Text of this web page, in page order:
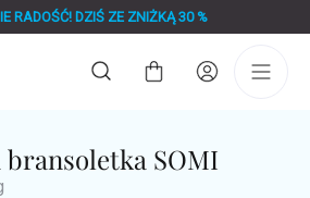
RADOŚĆ! DZIŚ ZE ZNIŻKĄ 30 %
Koszyk
bransoletka SOMI